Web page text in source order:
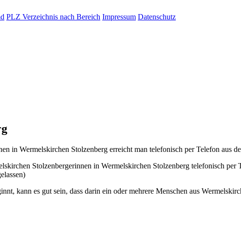
PLZ Verzeichnis nach Bereich Impressum Datenschutz
in Wermelskirchen Stolzenberg erreicht man telefonisch per Telefon aus
Stolzenbergerinnen in Wermelskirchen Stolzenberg telefonisch
kann es gut sein, dass darin ein oder mehrere Menschen aus